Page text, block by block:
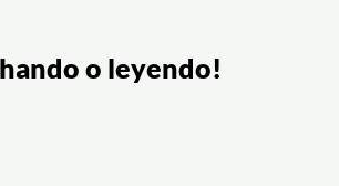
o leyendo!